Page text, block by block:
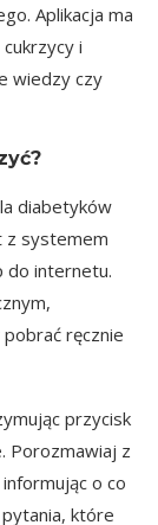
Aplikacja ma
i
wiedzy czy
diabetyków
systemem
do internetu.
pobrać ręcznie
przycisk
Porozmawiaj z
o co
które